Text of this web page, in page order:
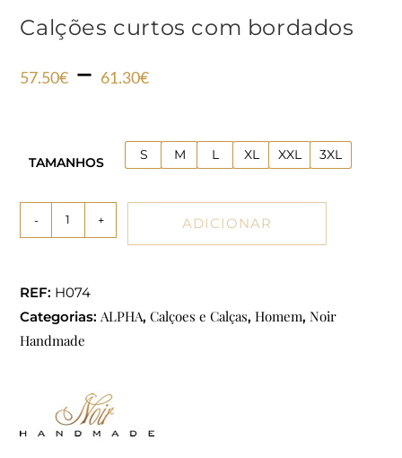
Calções curtos com bordados
57.50€ – 61.30€
TAMANHOS S M L XL XXL 3XL
- + ADICIONAR
REF: H074
Categorias:ALPHA,Calçoes e Calças,Homem,Noir
Handmade